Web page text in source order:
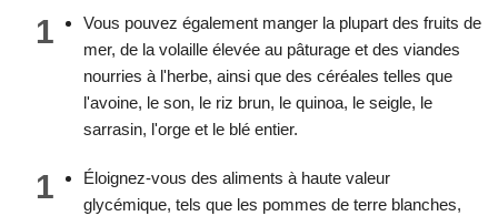
1
Vous pouvez également manger la plupart des fruits de
mer, de la volaille élevée au pâturage et des viandes
nourries à l'herbe, ainsi que des céréales telles que
l'avoine, le son, le riz brun, le quinoa, le seigle, le
sarrasin, l'orge et le blé entier.
1
Éloignez-vous des aliments à haute valeur
glycémique, tels que les pommes de terre blanches,